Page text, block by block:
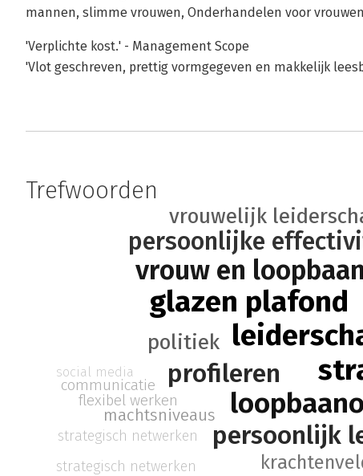
mannen, slimme vrouwen, Onderhandelen voor
'Verplichte kost.' - Management Scope
'Vlot geschreven, prettig vormgegeven en makkelijk
Trefwoorden
glazen plafond
vrouw en loopbaan
persoonlijke
persoonlijk
profileren
politiek
vrouwelijk
machtsniveaus
flexibel werken
communicatie
strategisch netwerken
social media
strategisch netwerken